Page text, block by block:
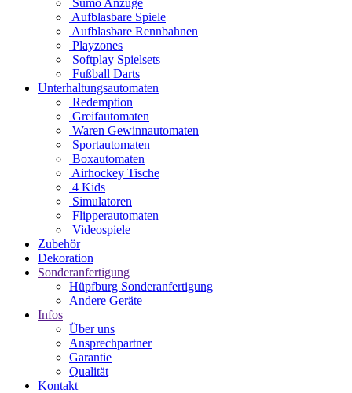
Sumo Anzüge
Aufblasbare Spiele
Aufblasbare Rennbahnen
Playzones
Softplay Spielsets
Fußball Darts
Unterhaltungsautomaten
Redemption
Greifautomaten
Waren Gewinnautomaten
Sportautomaten
Boxautomaten
Airhockey Tische
4 Kids
Simulatoren
Flipperautomaten
Videospiele
Zubehör
Dekoration
Sonderanfertigung
Hüpfburg Sonderanfertigung
Andere Geräte
Infos
Über uns
Ansprechpartner
Garantie
Qualität
Kontakt